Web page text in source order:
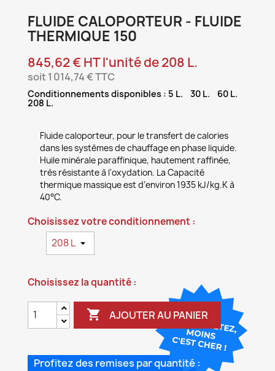
FLUIDE CALOPORTEUR - FLUIDE
THERMIQUE 150
845,62 € HT l'unité de 208 L.
soit 1 014,74 € TTC
Conditionnements disponibles : 5 L. 30 L. 60 L.
208 L.
Fluide caloporteur, pour le transfert de calories
dans les systèmes de chauffage en phase liquide.
Huile minérale paraffinique, hautement raffinée,
très résistante à l'oxydation. La Capacité
thermique massique est d’environ 1935 kJ/kg.K à
40°C.
Choisissez votre conditionnement :
Choisissez la quantité :
 AJOUTER AU PANIER
Profitez des remises par quantité :